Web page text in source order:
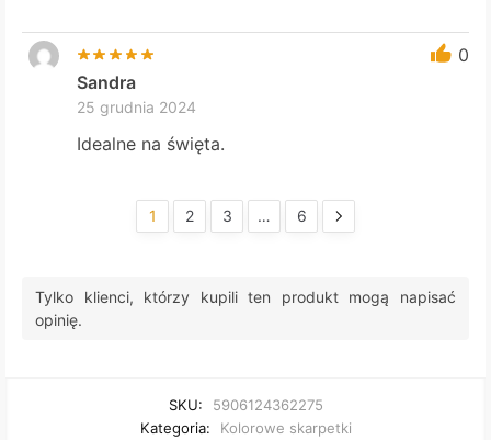
0
Sandra
25 grudnia 2024
Idealne na święta.
1 2 3 … 6
Tylko klienci, którzy kupili ten produkt mogą napisać
opinię.
SKU:
5906124362275
Kategoria:
Kolorowe skarpetki